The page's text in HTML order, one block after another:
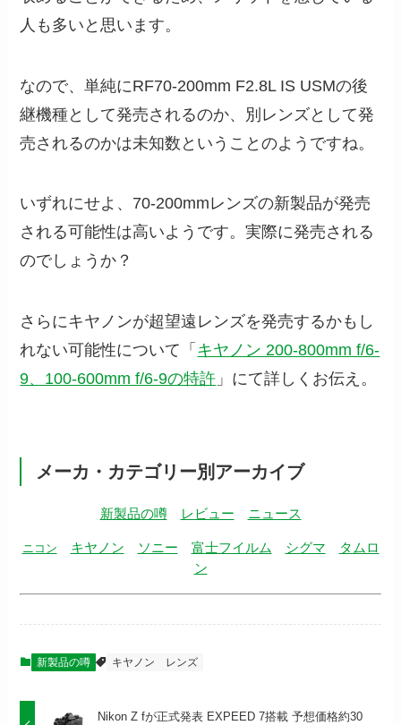
人も多いと思います。
なので、単純にRF70-200mm F2.8L IS USMの後
継機種として発売されるのか、別レンズとして発
売されるのかは未知数ということのようですね。
いずれにせよ、70-200mmレンズの新製品が発売
される可能性は高いようです。実際に発売される
のでしょうか？
さらにキヤノンが超望遠レンズを発売するかもし
れない可能性について「 キヤノン 200-800mm f/6-
9、100-600mm f/6-9の特許 」にて詳しくお伝え。
メーカ・カテゴリー別アーカイブ
新製品の噂 レビュー ニュース
ニコン キヤノン ソニー 富士フイルム シグマ
タムロ
ン
新製品の噂 キヤノン レンズ
Nikon Z fが正式発表 EXPEED 7搭載 予想価格約30